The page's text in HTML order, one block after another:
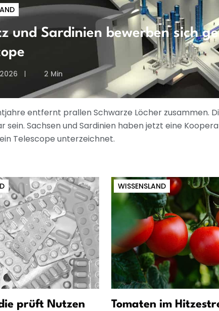
und Sardinien bewerben sich
2 Min
entfernt prallen Schwarze Löcher zusammen.
sein. Sachsen und Sardinien haben jetzt eine
Telescope unterzeichnet.
prüft Nutzen
WISSENSLAND
Tomaten im